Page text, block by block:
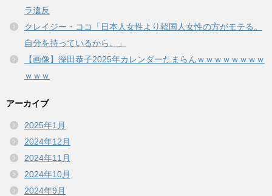
ラ違反
クレイジー・ココ「日本人女性より韓国人女性の方がモテる。
自分を持っているから。」
【画像】深田恭子2025年カレンダーたまらんｗｗｗｗｗｗｗｗ
ｗｗｗ
アーカイブ
2025年1月
2024年12月
2024年11月
2024年10月
2024年9月